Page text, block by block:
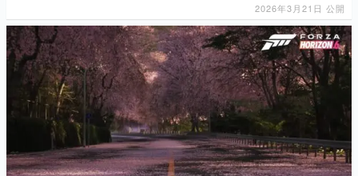
2026年3月21日 公開